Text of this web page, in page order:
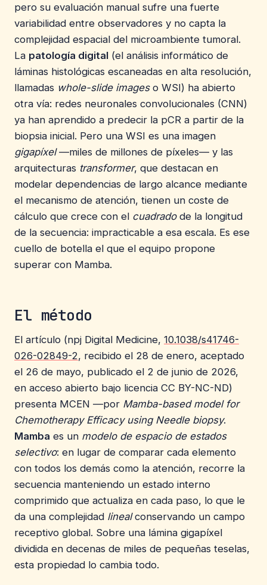
pero su evaluación manual sufre una fuerte
variabilidad entre observadores y no capta la
complejidad espacial del microambiente tumoral.
La patología digital (el análisis informático de
láminas histológicas escaneadas en alta resolución,
llamadas whole-slide imageso WSI) ha abierto
otra vía: redes neuronales convolucionales (CNN)
ya han aprendido a predecir la pCR a partir de la
biopsia inicial. Pero una WSI es una imagen
gigapíxel—miles de millones de píxeles— y las
arquitecturas transformer, que destacan en
modelar dependencias de largo alcance mediante
el mecanismo de atención, tienen un coste de
cálculo que crece con el cuadradode la longitud
de la secuencia: impracticable a esa escala. Es ese
cuello de botella el que el equipo propone
superar con Mamba.
El método
El artículo (npj Digital Medicine, 10.1038/s41746-
026-02849-2, recibido el 28 de enero, aceptado
el 26 de mayo, publicado el 2 de junio de 2026,
en acceso abierto bajo licencia CC BY-NC-ND)
presenta MCEN —por Mamba-based model for
Chemotherapy Efficacy using Needle biopsy.
Mamba es un modelo de espacio de estados
selectivo: en lugar de comparar cada elemento
con todos los demás como la atención, recorre la
secuencia manteniendo un estado interno
comprimido que actualiza en cada paso, lo que le
da una complejidad linealconservando un campo
receptivo global. Sobre una lámina gigapíxel
dividida en decenas de miles de pequeñas teselas,
esta propiedad lo cambia todo.